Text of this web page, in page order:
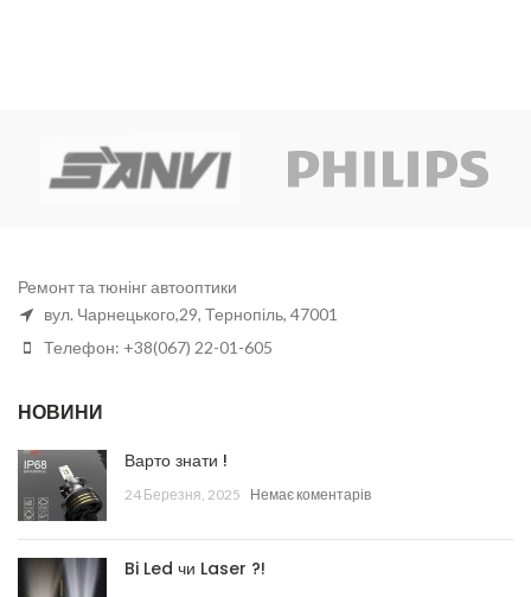
Ремонт та тюнінг автооптики
вул. Чарнецького,29, Тернопіль, 47001
Телефон: +38(067) 22-01-605
НОВИНИ
Варто знати !
24 Березня, 2025 Немає коментарів
Bi Led чи Laser ?!